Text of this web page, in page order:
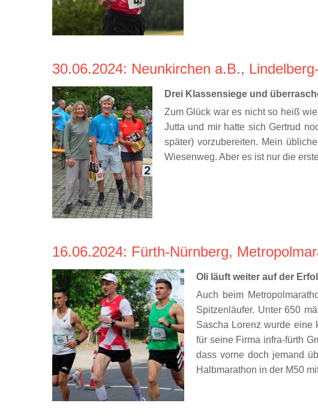
30.06.2024: Neunkirchen a.B.,
Drei Klassensiege und
Zum Glück war es nicht so heiß
Jutta und mir hatte sich Gertrud
später) vorzubereiten. Mein
Wiesenweg. Aber es ist nur die
16.06.2024: Fürth-Nürnberg,
Oli läuft weiter auf der
Auch beim
Spitzenläufer. Unter 650
Sascha Lorenz wurde eine
für seine Firma infra-fürth
dass vorne doch jemand
Halbmarathon in der M50